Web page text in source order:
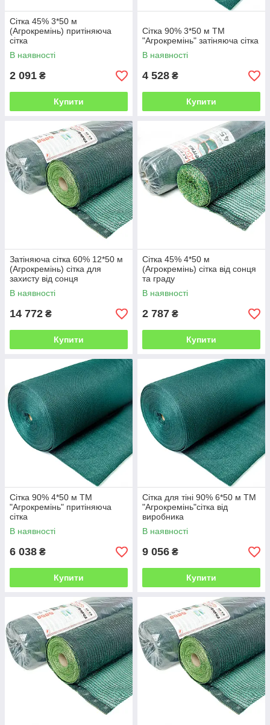
Сітка 45% 3*50 м
(Агрокремінь) притіняюча
сітка
В наявності
2 091 ₴
Купити
Сітка 90% 3*50 м ТМ
"Агрокремінь" затіняюча сітка
В наявності
4 528 ₴
Купити
Затіняюча сітка 60% 12*50 м
(Агрокремінь) сітка для
захисту від сонця
В наявності
14 772 ₴
Купити
Сітка 45% 4*50 м
(Агрокремінь) сітка від сонця
та граду
В наявності
2 787 ₴
Купити
Сітка 90% 4*50 м ТМ
"Агрокремінь" притіняюча
сітка
В наявності
6 038 ₴
Купити
Сітка для тіні 90% 6*50 м ТМ
"Агрокремінь"сітка від
виробника
В наявності
9 056 ₴
Купити